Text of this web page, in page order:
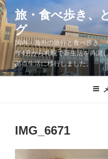
コ
ン
テ
ン
ツ
へ
ス
旅・食べ歩き、
グ
国内・海外の旅行と食べ歩き
年4月から札幌で新生活を再開
拠点生活に移行しました。
IMG_6671